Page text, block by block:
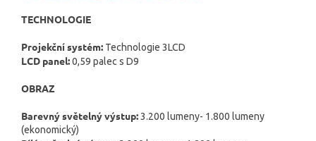
TECHNOLOGIE
Projekční systém: Technologie 3LCD
LCD panel:0,59 palec s D9
OBRAZ
Barevný světelný výstup:3.200 lumeny- 1.800 lumeny
(ekonomický)